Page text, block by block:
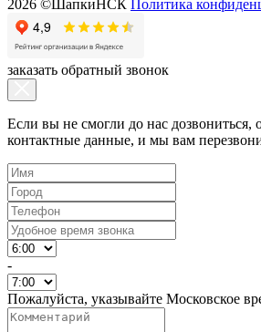
2026 ©ШапкиНСК Политика
заказать обратный звонок
Если вы не смогли до нас дозвониться,
контактные данные, и мы вам
-
Пожалуйста, указывайте Московское